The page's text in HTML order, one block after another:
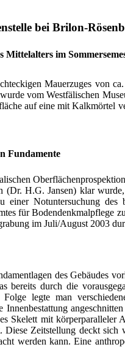
bei Brilon-
im
Mauerzuges von
vom Westfälischen
auf eine mit Kalkmörtel
Fundamente
H.G. Jansen) klar
Notuntersuchung des
für Bodendenkmalpflege
im Juli/August 2003
des Gebäudes
durch die
legte man
Skelett mit
Zeitstellung deckt sich
werden kann. Eine